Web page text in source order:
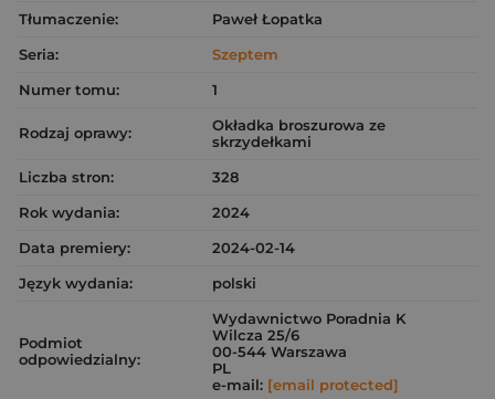
Tłumaczenie:
Paweł Łopatka
Seria:
Szeptem
Numer tomu:
1
Rodzaj oprawy:
Okładka broszurowa ze
skrzydełkami
Liczba stron:
328
Rok wydania:
2024
Data premiery:
2024-02-14
Język wydania:
polski
Podmiot
odpowiedzialny:
Wydawnictwo Poradnia K
Wilcza 25/6
00-544 Warszawa
PL
e-mail: [email protected]